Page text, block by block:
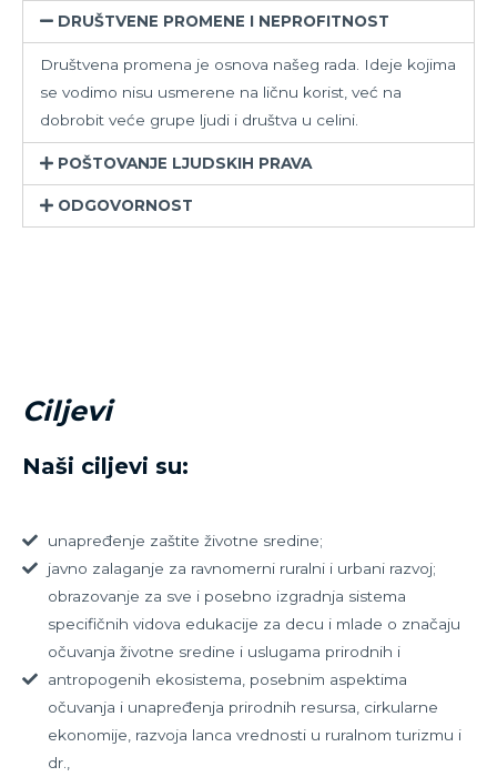
DRUŠTVENE PROMENE I NEPROFITNOST
Društvena promena je osnova našeg rada. Ideje kojima
se vodimo nisu usmerene na ličnu korist, već na
dobrobit veće grupe ljudi i društva u celini.
POŠTOVANJE LJUDSKIH PRAVA
ODGOVORNOST
Ciljevi
Naši ciljevi su:
unapređenje zaštite životne sredine;
javno zalaganje za ravnomerni ruralni i urbani razvoj;
obrazovanje za sve i posebno izgradnja sistema
specifičnih vidova edukacije za decu i mlade o značaju
očuvanja životne sredine i uslugama prirodnih i
antropogenih ekosistema, posebnim aspektima
očuvanja i unapređenja prirodnih resursa, cirkularne
ekonomije, razvoja lanca vrednosti u ruralnom turizmu i
dr.,